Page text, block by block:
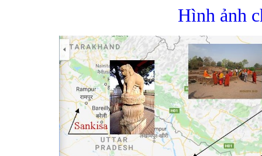
Hình ảnh